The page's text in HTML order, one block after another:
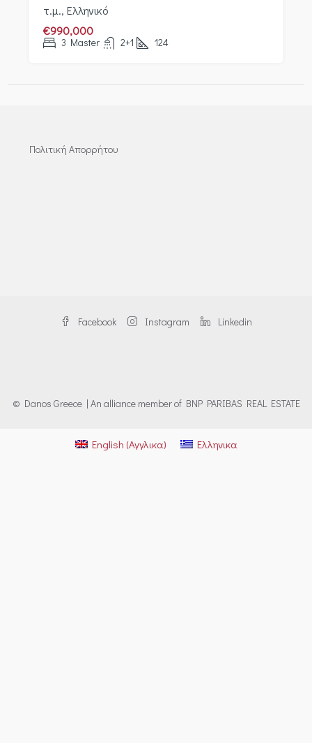
τ.μ., Ελληνικό
€990,000
3 Master 2+1 124
Πολιτική Απορρήτου
Facebook Instagram Linkedin
© Danos Greece | An alliance member of BNP PARIBAS REAL ESTATE
English (Αγγλικα) Ελληνικα